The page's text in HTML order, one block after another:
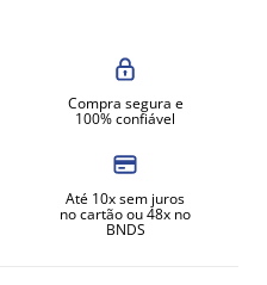
Compra segura e
100% confiável
Até 10x sem juros
no cartão ou 48x no
BNDS